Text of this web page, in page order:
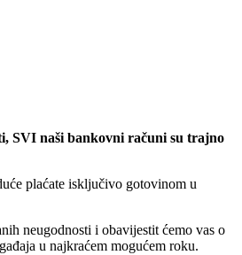
SVI naši bankovni računi su trajno
plaćate isključivo gotovinom u
neugodnosti i obavijestit ćemo vas o
u najkraćem mogućem roku.